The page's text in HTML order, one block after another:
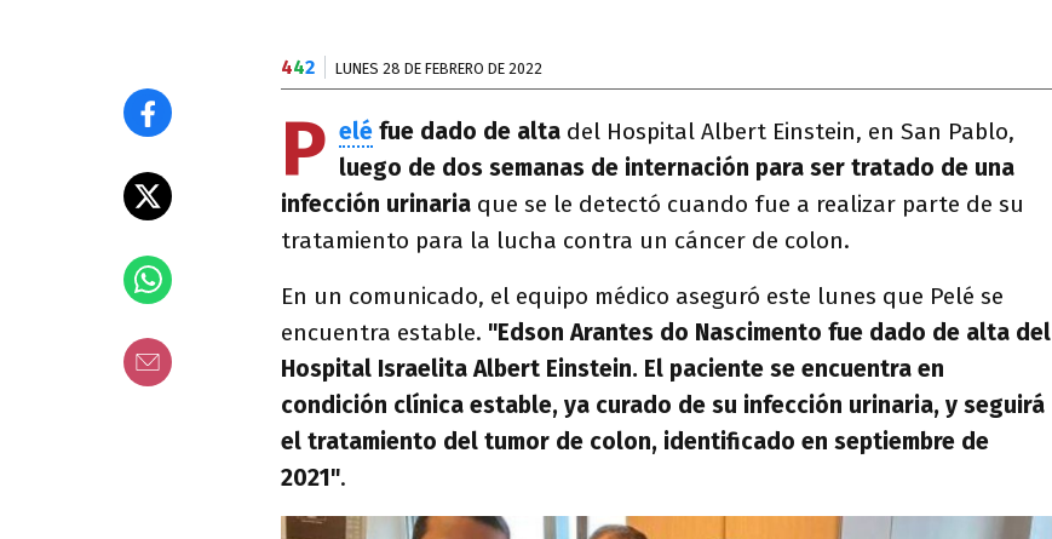
442 LUNES 28 DE FEBRERO DE 2022
P elé fue dado de alta del Hospital Albert Einstein, en San Pablo,
luego de dos semanas de internación para ser tratado de una
infección urinaria que se le detectó cuando fue a realizar parte de su
tratamiento para la lucha contra un cáncer de colon.
En un comunicado, el equipo médico aseguró este lunes que Pelé se
encuentra estable. "Edson Arantes do Nascimento fue dado de alta del
Hospital Israelita Albert Einstein. El paciente se encuentra en
condición clínica estable, ya curado de su infección urinaria, y seguirá
el tratamiento del tumor de colon, identificado en septiembre de
2021".